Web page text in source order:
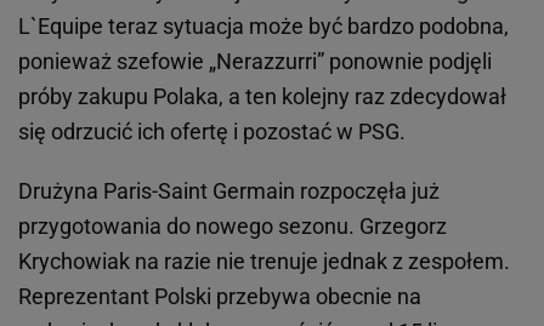
L`Equipe teraz sytuacja może być bardzo podobna,
ponieważ szefowie „Nerazzurri” ponownie podjęli
próby zakupu Polaka, a ten kolejny raz zdecydował
się odrzucić ich ofertę i pozostać w PSG.
Drużyna Paris-Saint Germain rozpoczęła już
przygotowania do nowego sezonu. Grzegorz
Krychowiak na razie nie trenuje jednak z zespołem.
Reprezentant Polski przebywa obecnie na